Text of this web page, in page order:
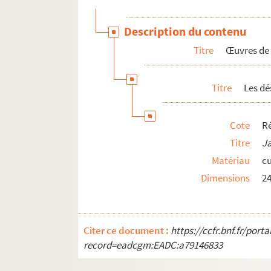
Rés Obj 4 (209). Têtes Villejuif :
Rés Obj 4 (23). Morphologie (têtes)
Rés Obj 4 (134). Dans la cour
Rés Obj 4 (51). Mégalomane: profil,
Rés Obj 4 (24). Louis de Gonzague
Rés Obj 4 (136). Saint Patrick
Nus, études et croquis
Rés Obj 4 (45). Danseuse
Description du contenu
Titre Œuvres de
Titre Les
Cote
Titre
Matériau
Dimensions
Citer ce document : https://ccfr.bnf.fr/
record=eadcgm:EADC:a79146833